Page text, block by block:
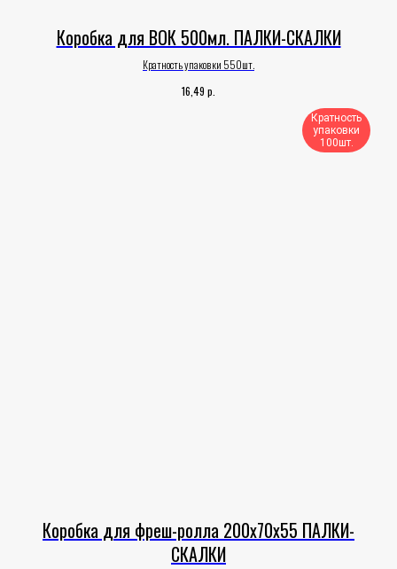
Коробка для ВОК 500мл. ПАЛКИ-СКАЛКИ
Кратность упаковки 550шт.
16,49 р.
Кратность
упаковки
100шт.​
Коробка для фреш-ролла 200х70х55 ПАЛКИ-
СКАЛКИ